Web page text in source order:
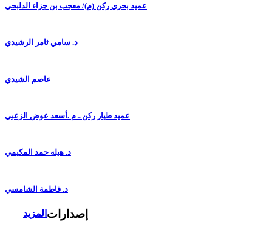
عميد بحري ركن (م)/ معجب بن جزاء الدلبحي
د. سامي ثامر الرشيدي
عاصم الشيدي
عميد طيار ركن ـ م .أسعد عوض الزعبي
د. هيله حمد المكيمي
د. فاطمة الشامسي
المزيد إصدارات